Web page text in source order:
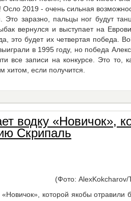
2019 - очень сильная
Это заразно, пальцы ног будут
вернулся и выступает на
это будет их четвертая победа.
в 1995 году, но победа
все записи на конкурсе. Это то,
если получится.
водку «Новичок»,
Скрипаль
(Фото: AlexKokcharov/
«Новичок», которой якобы